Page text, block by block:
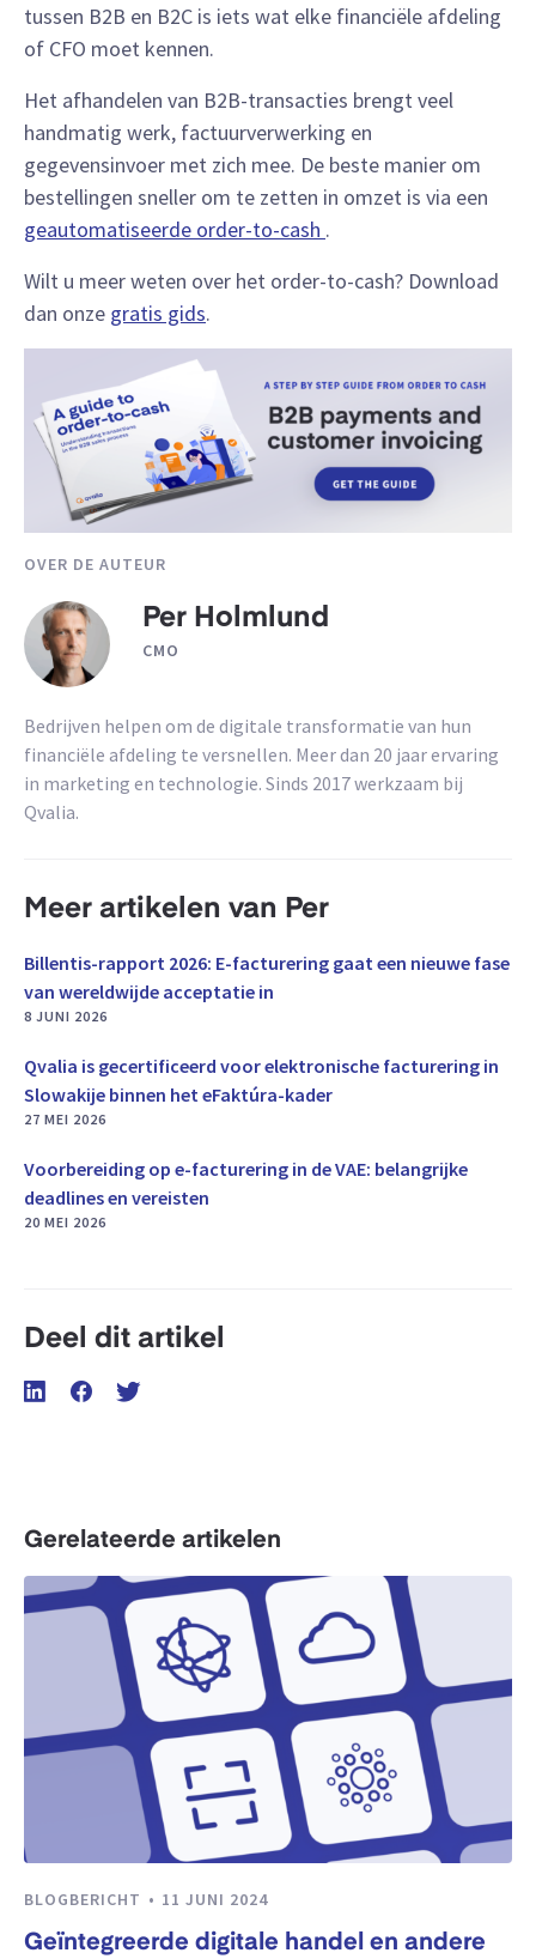
tussen B2B en B2C is iets wat elke financiële afdeling
of CFO moet kennen.
Het afhandelen van B2B-transacties brengt veel
handmatig werk, factuurverwerking en
gegevensinvoer met zich mee. De beste manier om
bestellingen sneller om te zetten in omzet is via een
geautomatiseerde order-to-cash .
Wilt u meer weten over het order-to-cash? Download
dan onze gratis gids.
OVER DE AUTEUR
Per Holmlund
CMO
Bedrijven helpen om de digitale transformatie van hun
financiële afdeling te versnellen. Meer dan 20 jaar ervaring
in marketing en technologie. Sinds 2017 werkzaam bij
Qvalia.
Meer artikelen van Per
Billentis-rapport 2026: E-facturering gaat een nieuwe fase
van wereldwijde acceptatie in
8 JUNI 2026
Qvalia is gecertificeerd voor elektronische facturering in
Slowakije binnen het eFaktúra-kader
27 MEI 2026
Voorbereiding op e-facturering in de VAE: belangrijke
deadlines en vereisten
20 MEI 2026
Deel dit artikel
Gerelateerde artikelen
BLOGBERICHT 11 JUNI 2024
Geïntegreerde digitale handel en andere